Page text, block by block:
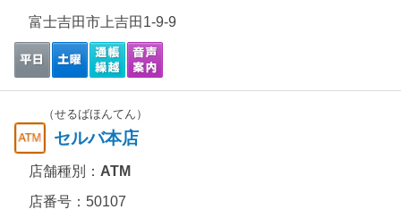
富士吉田市上吉田1-9-9
（せるばほんてん）
セルバ本店
店舗種別： ATM
店番号：50107